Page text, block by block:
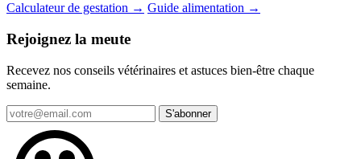
Calculateur de gestation → Guide alimentation →
Rejoignez la meute
Recevez nos conseils vétérinaires et astuces bien-être chaque
semaine.
S'abonner